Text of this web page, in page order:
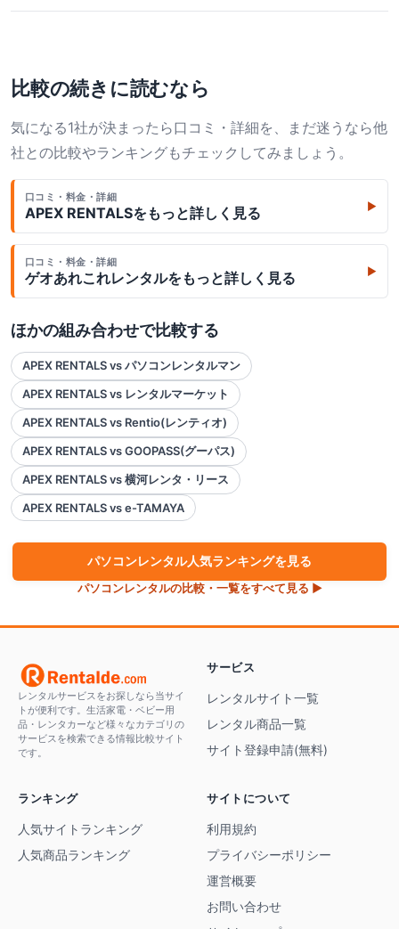
比較の続きに読むなら
気になる1社が決まったら口コミ・詳細を、まだ迷うなら他
社との比較やランキングもチェックしてみましょう。
口コミ・料金・詳細
APEX RENTALSをもっと詳しく見る ▶
口コミ・料金・詳細
ゲオあれこれレンタルをもっと詳しく見る ▶
ほかの組み合わせで比較する
APEX RENTALS vs パソコンレンタルマン
APEX RENTALS vs レンタルマーケット
APEX RENTALS vs Rentio(レンティオ)
APEX RENTALS vs GOOPASS(グーパス)
APEX RENTALS vs 横河レンタ・リース
APEX RENTALS vs e-TAMAYA
パソコンレンタル人気ランキングを見る
パソコンレンタルの比較・一覧をすべて見る ▶
レンタルサービスをお探しなら当サイ
トが便利です。生活家電・ベビー用
品・レンタカーなど様々なカテゴリの
サービスを検索できる情報比較サイト
です。
サービス
レンタルサイト一覧
レンタル商品一覧
サイト登録申請(無料)
ランキング
人気サイトランキング
人気商品ランキング
サイトについて
利用規約
プライバシーポリシー
運営概要
お問い合わせ